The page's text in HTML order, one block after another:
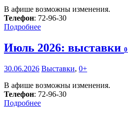
В афише возможны изменения.
Телефон: 72-96-30
Подробнее
Июль 2026: выставки
30.06.2026 Выставки, 0+
В афише возможны изменения.
Телефон: 72-96-30
Подробнее